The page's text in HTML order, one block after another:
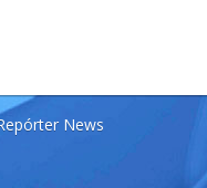
News